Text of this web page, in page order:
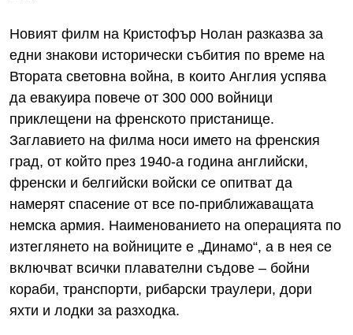
Новият филм на Кристофър Нолан разказва за
едни знакови исторически събития по време на
Втората световна война, в които Англия успява
да евакуира повече от 300 000 войници
приклещени на френското пристанище.
Заглавието на филма носи името на френския
град, от който през 1940-а година английски,
френски и белгийски войски се опитват да
намерят спасение от все по-приближаващата
немска армия. Наименованието на операцията по
изтеглянето на войниците е „Динамо“, а в нея се
включват всички плавателни съдове – бойни
кораби, транспорти, рибарски траулери, дори
яхти и лодки за разходка.